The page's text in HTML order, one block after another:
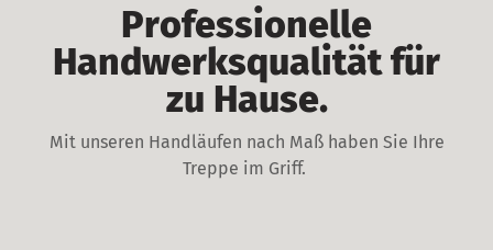
Professionelle
Handwerksqualität für
zu Hause.
Mit unseren Handläufen nach Maß haben Sie Ihre
Treppe im Griff.